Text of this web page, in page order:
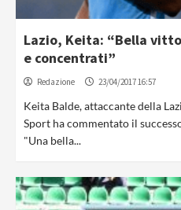
Lazio, Keita: “Bella
e concentrati”
Redazione 23/04/2017 16:57
Keita Balde, attaccante della
Sport ha commentato il
"Una bella...